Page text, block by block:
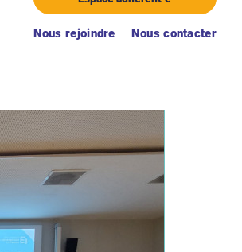
Nous rejoindre Nous contacter